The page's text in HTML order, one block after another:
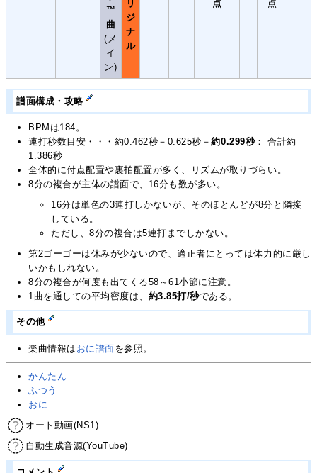
™
曲
(メ
イ
ン)
リ
ジ
ナ
ル
点
点
譜面構成・攻略
BPMは184。
連打秒数目安・・・約0.462秒－0.625秒－約0.299秒： 合計約
1.386秒
全体的に付点配置や裏拍配置が多く、リズムが取りづらい。
8分の複合が主体の譜面で、16分も数が多い。
16分は単色の3連打しかないが、そのほとんどが8分と隣接
している。
ただし、8分の複合は5連打までしかない。
第2ゴーゴーは休みが少ないので、適正者にとっては体力的に厳し
いかもしれない。
8分の複合が何度も出てくる58～61小節に注意。
1曲を通しての平均密度は、 約3.85打/秒である。
その他
楽曲情報は おに譜面を参照。
かんたん
ふつう
おに
オート動画(NS1)
自動生成音源(YouTube)